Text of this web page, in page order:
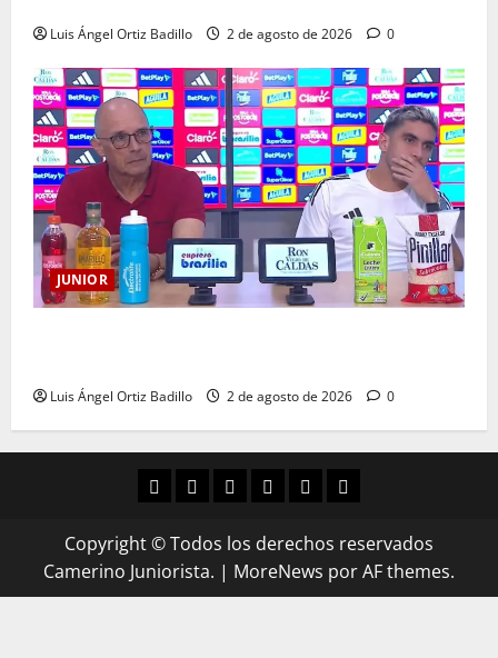
Luis Ángel Ortiz Badillo 2 de agosto de 2026 0
JUNIOR
Luis Ángel Ortiz Badillo 2 de agosto de 2026 0
Copyright © Todos los derechos reservados
Camerino Juniorista. | MoreNews por AF themes.